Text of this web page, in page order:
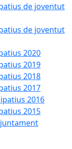
de joventut
de joventut
2020
2019
2018
2017
2016
2015